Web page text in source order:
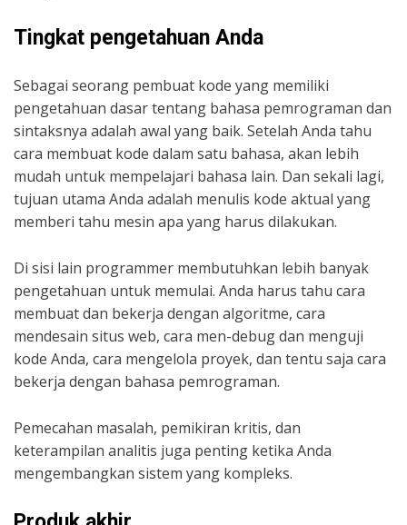
Tingkat pengetahuan Anda
Sebagai seorang pembuat kode yang memiliki
pengetahuan dasar tentang bahasa pemrograman dan
sintaksnya adalah awal yang baik. Setelah Anda tahu
cara membuat kode dalam satu bahasa, akan lebih
mudah untuk mempelajari bahasa lain. Dan sekali lagi,
tujuan utama Anda adalah menulis kode aktual yang
memberi tahu mesin apa yang harus dilakukan.
Di sisi lain programmer membutuhkan lebih banyak
pengetahuan untuk memulai. Anda harus tahu cara
membuat dan bekerja dengan algoritme, cara
mendesain situs web, cara men-debug dan menguji
kode Anda, cara mengelola proyek, dan tentu saja cara
bekerja dengan bahasa pemrograman.
Pemecahan masalah, pemikiran kritis, dan
keterampilan analitis juga penting ketika Anda
mengembangkan sistem yang kompleks.